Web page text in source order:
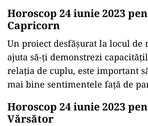
Horoscop 24 iunie 2023
Capricorn
Un proiect desfășurat la locul de
ajuta să-ți demonstrezi
relația de cuplu, este important
mai bine sentimentele față de
Horoscop 24 iunie 2023
Vărsător